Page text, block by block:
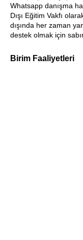
Whatsapp danışma
Dışı Eğitim Vakfı
dışında her zaman
destek olmak için
Birim Faaliyetleri